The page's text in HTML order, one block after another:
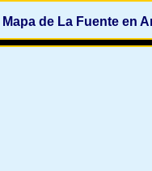
Mapa de La Fuente en